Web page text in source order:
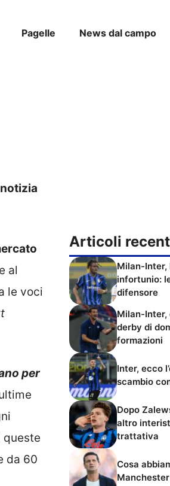
Pagelle News dal campo
al
le voci
per
queste
da 60
Articoli
Milan-Inter,
infortunio:
difensore
Milan-Inter,
derby di
formazioni
Inter, ecco
scambio
Dopo
altro
trattativa
Cosa